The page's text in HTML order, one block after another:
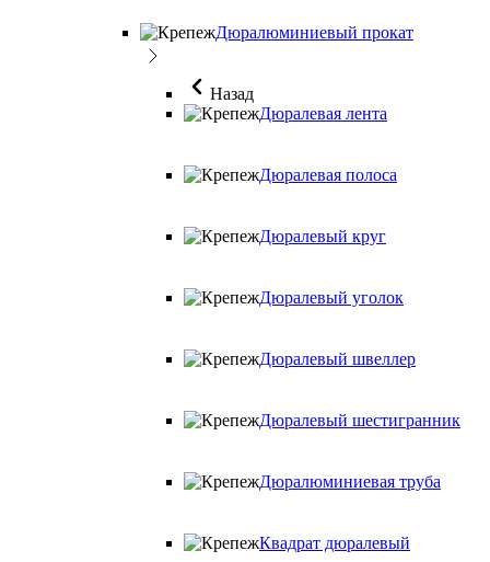
Дюралюминиевый прокат
Назад
Дюралевая лента
Дюралевая полоса
Дюралевый круг
Дюралевый уголок
Дюралевый швеллер
Дюралевый шестигранник
Дюралюминиевая труба
Квадрат дюралевый